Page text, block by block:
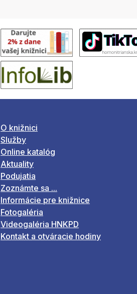
O knižnici
Služby
Online katalóg
Aktuality
Podujatia
Zoznámte sa ...
Informácie pre knižnice
Fotogaléria
Videogaléria HNKPD
Kontakt a otváracie hodiny